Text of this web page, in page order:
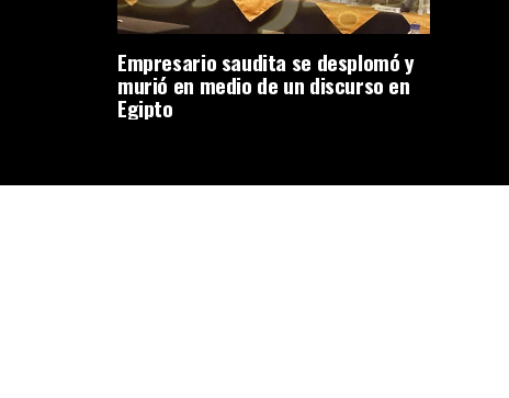
Empresario saudita se desplomó y
murió en medio de un discurso en
Egipto